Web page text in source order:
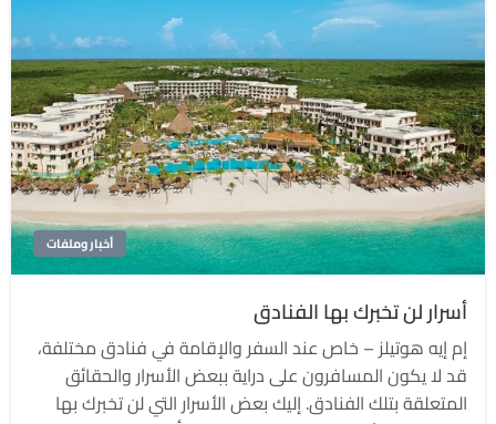
أخبار وملفات
أسرار لن تخبرك بها الفنادق
إم إيه هوتيلز – خاص عند السفر والإقامة في فنادق مختلفة،
قد لا يكون المسافرون على دراية ببعض الأسرار والحقائق
المتعلقة بتلك الفنادق. إليك بعض الأسرار التي لن تخبرك بها